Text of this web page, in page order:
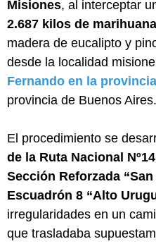
Misiones, al interceptar
2.687 kilos de marihuana
madera de eucalipto y
desde la localidad
Fernando en la
provincia de Buenos Aires.
El procedimiento se
de la Ruta Nacional Nº14
Sección Reforzada “San
Escuadrón 8 “Alto
irregularidades en un
que trasladaba